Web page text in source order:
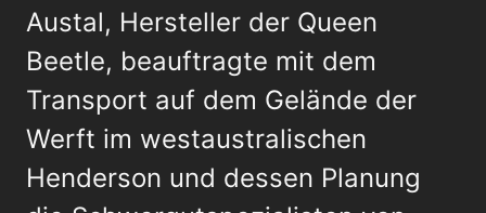
Austal, Hersteller der Queen
Beetle, beauftragte mit dem
Transport auf dem Gelände der
Werft im westaustralischen
Henderson und dessen Planung